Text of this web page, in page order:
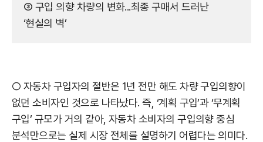
③ 구입 의향 차량의 변화...최종 구매서 드러난
‘현실의 벽’
○ 자동차 구입자의 절반은 1년 전만 해도 차량 구입의향이
없던 소비자인 것으로 나타났다. 즉, ‘계획 구입’과 ‘무계획
구입’ 규모가 거의 같아, 자동차 소비자의 구입의향 중심
분석만으로는 실제 시장 전체를 설명하기 어렵다는 의미다.